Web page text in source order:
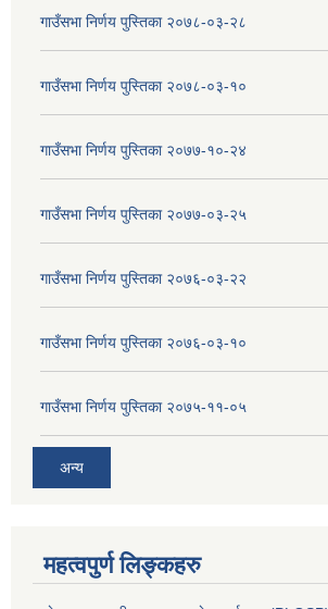
गाउँसभा निर्णय पुस्तिका २०७८-०३-२८
गाउँसभा निर्णय पुस्तिका २०७८-०३-१०
गाउँसभा निर्णय पुस्तिका २०७७-१०-२४
गाउँसभा निर्णय पुस्तिका २०७७-०३-२५
गाउँसभा निर्णय पुस्तिका २०७६-०३-२२
गाउँसभा निर्णय पुस्तिका २०७६-०३-१०
गाउँसभा निर्णय पुस्तिका २०७५-११-०५
अन्य
महत्वपुर्ण लिङ्कहरु